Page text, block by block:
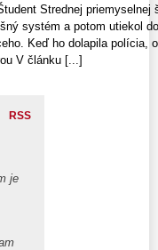
Strednej
systém a potom utiekol
Keď ho dolapila polícia,
V článku [...]
RSS
je